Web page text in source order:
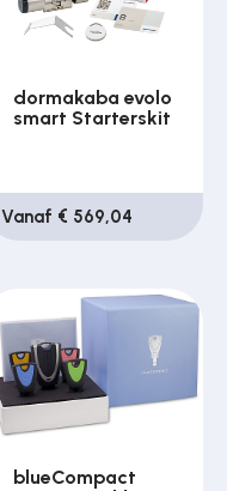
dormakaba evolo
smart Starterskit
Vanaf € 569,04
blueCompact